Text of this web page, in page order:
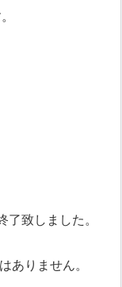
致しました。
ありません。